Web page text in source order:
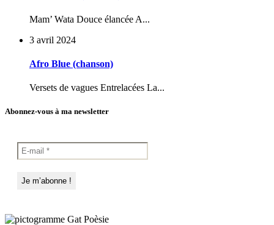
Mam’ Wata Douce élancée A...
3 avril 2024
Afro Blue (chanson)
Versets de vagues Entrelacées La...
Abonnez-vous à ma newsletter